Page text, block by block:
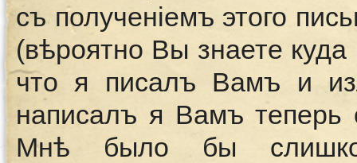
съ полученiемъ этого
(вѣроятно Вы знаете
что я писалъ Вамъ и
написалъ я Вамъ теперь
Мнѣ было бы